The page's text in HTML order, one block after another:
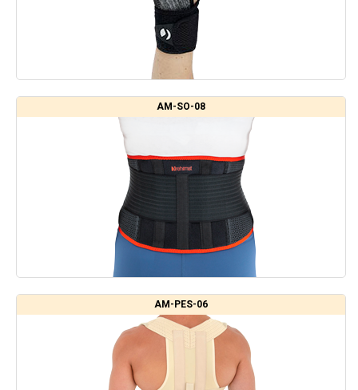
AM-SO-08
AM-PES-06